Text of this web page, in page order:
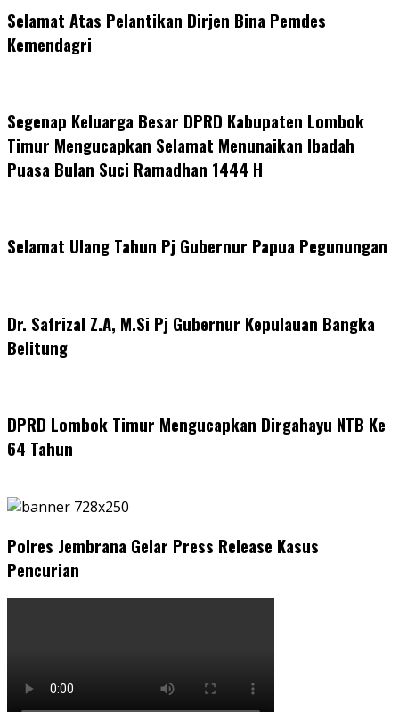
Selamat Atas Pelantikan Dirjen Bina Pemdes
Kemendagri
Segenap Keluarga Besar DPRD Kabupaten Lombok
Timur Mengucapkan Selamat Menunaikan Ibadah
Puasa Bulan Suci Ramadhan 1444 H
Selamat Ulang Tahun Pj Gubernur Papua Pegunungan
Dr. Safrizal Z.A, M.Si Pj Gubernur Kepulauan Bangka
Belitung
DPRD Lombok Timur Mengucapkan Dirgahayu NTB Ke
64 Tahun
Polres Jembrana Gelar Press Release Kasus
Pencurian